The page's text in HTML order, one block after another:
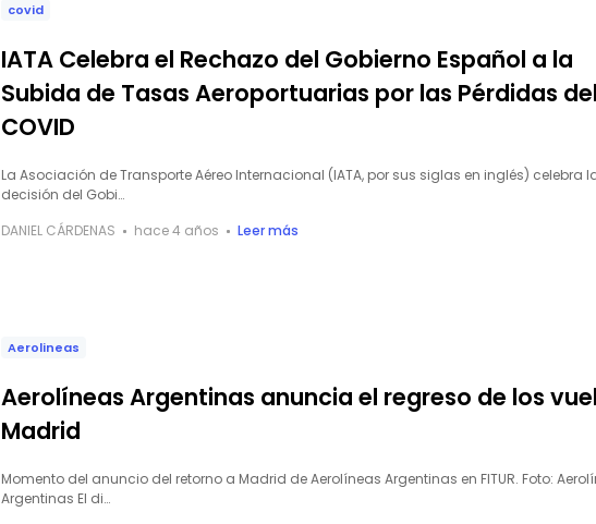
covid
IATA Celebra el Rechazo del Gobierno Español a la
Subida de Tasas Aeroportuarias por las Pérdidas del
COVID
La Asociación de Transporte Aéreo Internacional (IATA, por sus siglas en inglés) celebra
decisión del Gobi…
DANIEL CÁRDENAS
hace 4 años Leer más
Aerolineas
Aerolíneas Argentinas anuncia el regreso de los
Madrid
Momento del anuncio del retorno a Madrid de Aerolíneas Argentinas en FITUR. Foto:
Argentinas El di…